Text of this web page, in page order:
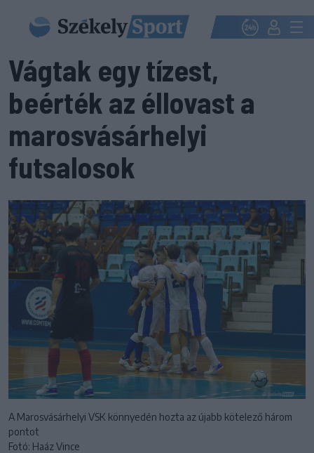
Vágtak egy tízest,
beérték az éllovast a
marosvásárhelyi
futsalosok
A Marosvásárhelyi VSK könnyedén hozta az újabb kötelező három
pontot
Fotó: Haáz Vince